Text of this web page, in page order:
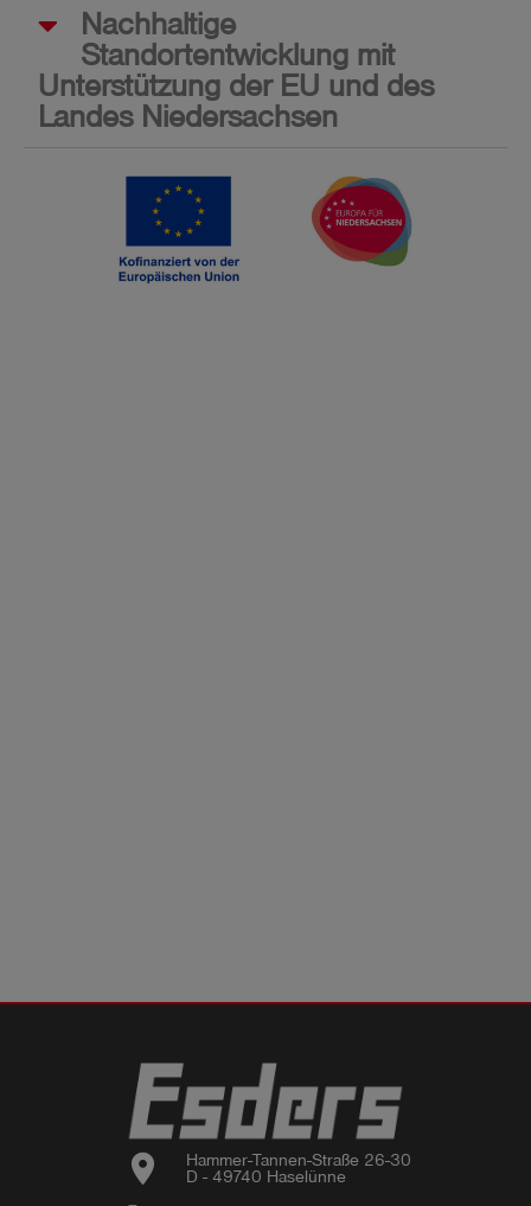
Wir geben Hilfestellung zum Arbeiten mit
unseren Geräten, aktuelle
Branchenneuigkeiten und
Zusammenfassungen neuer Regelwerke.
Jetzt anmelden
Nachhaltige
Standortentwicklung mit
Unterstützung der EU und des
Landes Niedersachsen
location_on
Hammer-Tannen-Straße 26-30
D - 49740 Haselünne